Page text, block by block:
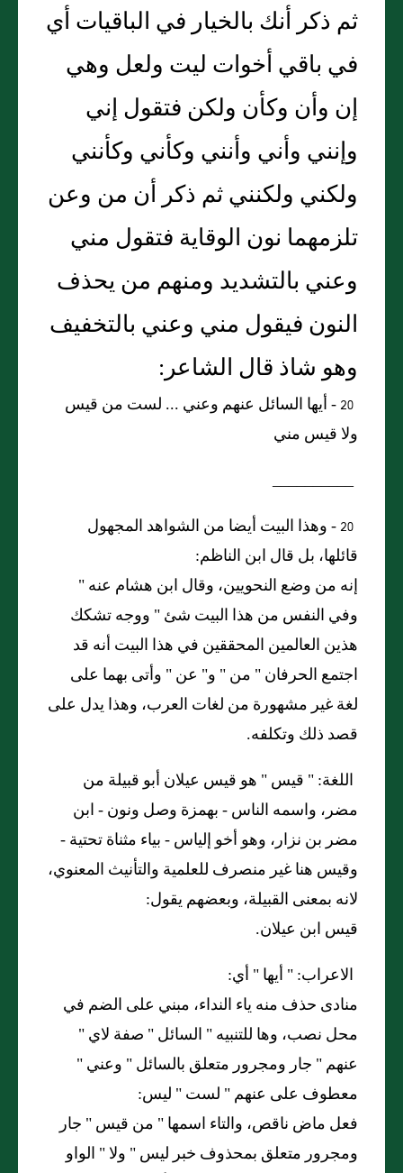
ثم ذكر أنك بالخيار في الباقيات أي
في باقي أخوات ليت ولعل وهي
إن وأن وكأن ولكن فتقول إني
وإنني وأني وأنني وكأني وكأنني
ولكني ولكنني ثم ذكر أن من وعن
تلزمهما نون الوقاية فتقول مني
وعني بالتشديد ومنهم من يحذف
النون فيقول مني وعني بالتخفيف
وهو شاذ قال الشاعر:
20 - أيها السائل عنهم وعني...لست من قيس
ولا قيس مني
__________
20 - وهذا البيت أيضا من الشواهد المجهول
قائلها، بل قال ابن الناظم:
إنه من وضع النحويين، وقال ابن هشام عنه"
وفي النفس من هذا البيت شئ"ووجه تشكك
هذين العالمين المحققين في هذا البيت أنه قد
اجتمع الحرفان"من"و" عن"وأتى بهما على
لغة غير مشهورة من لغات العرب، وهذا يدل على
قصد ذلك وتكلفه.
اللغة: "قيس"هو قيس عيلان أبو قبيلة من
مضر، واسمه الناس - بهمزة وصل ونون - ابن
مضر بن نزار، وهو أخو إلياس - بياء مثناة تحتية -
وقيس هنا غير منصرف للعلمية والتأنيث المعنوي،
لانه بمعنى القبيلة، وبعضهم يقول:
قيس ابن عيلان.
الاعراب: "أيها"أي:
منادى حذف منه ياء النداء، مبني على الضم في
محل نصب، وها للتنبيه"السائل"صفة لاي"
عنهم"جار ومجرور متعلق بالسائل"وعني"
معطوف على عنهم"لست"ليس:
فعل ماض ناقص، والتاء اسمها"من قيس"جار
ومجرور متعلق بمحذوف خبر ليس"ولا"الواو